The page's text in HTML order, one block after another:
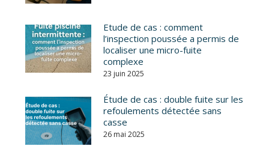
Etude de cas : comment
l’inspection poussée a permis de
localiser une micro-fuite
complexe
23 juin 2025
Étude de cas : double fuite sur les
refoulements détectée sans
casse
26 mai 2025